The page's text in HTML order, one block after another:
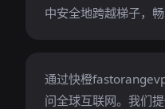
中安全地跨越梯子，
通过快橙
问全球互联网。我们